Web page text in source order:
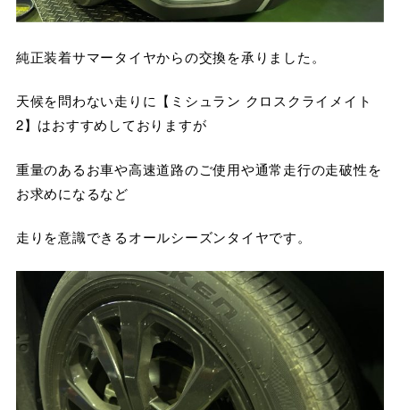
純正装着サマータイヤからの交換を承りました。
天候を問わない走りに【ミシュラン クロスクライメイト
2】はおすすめしておりますが
重量のあるお車や高速道路のご使用や通常走行の走破性を
お求めになるなど
走りを意識できるオールシーズンタイヤです。